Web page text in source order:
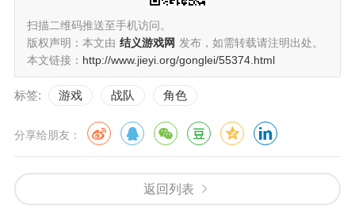
扫描二维码推送至手机访问。
版权声明：本文由 结义游戏网 发布，如需转载请注明出处。
本文链接： http://www.jieyi.org/gonglei/55374.html
标签: 游戏 战队 角色
分享给朋友：
返回列表